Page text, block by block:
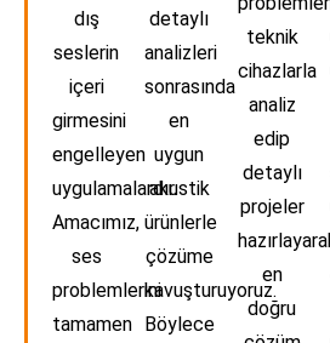
dış
seslerin
içeri
girmesini
engelleyen
uygulamalardır.
Amacımız,
ses
problemlerini
tamamen
detaylı
analizleri
sonrasında
en
uygun
akustik
ürünlerle
çözüme
kavuşturuyoruz.
Böylece
teknik
cihazlarla
analiz
edip
detaylı
projeler
en
doğru